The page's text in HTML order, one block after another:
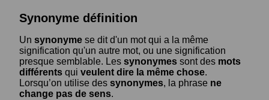
Synonyme définition
Un synonyme se dit d'un mot qui a la même
signification qu'un autre mot, ou une signification
presque semblable. Les synonymes sont des mots
différents qui veulent dire la même chose.
Lorsqu’on utilise des synonymes, la phrase ne
change pas de sens.